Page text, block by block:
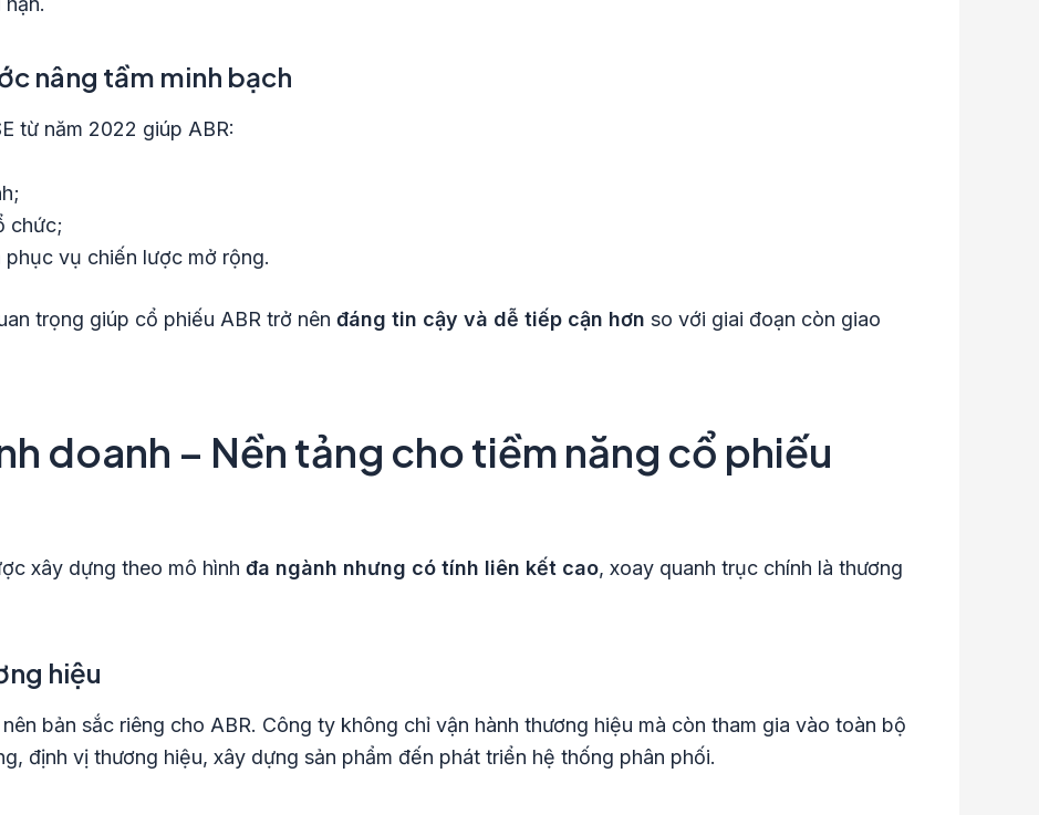
nâng tầm minh bạch
từ năm 2022 giúp ABR:
chức;
vụ chiến lược mở rộng.
trọng giúp cổ phiếu ABR trở nên đáng tin cậy và dễ tiếp cận hơn so với giai đoạn còn giao
doanh – Nền tảng cho tiềm năng cổ phiếu
xây dựng theo mô hình đa ngành nhưng có tính liên kết cao, xoay quanh trục chính là thương
hiệu
bản sắc riêng cho ABR. Công ty không chỉ vận hành thương hiệu mà còn tham gia vào toàn bộ
định vị thương hiệu, xây dựng sản phẩm đến phát triển hệ thống phân phối.